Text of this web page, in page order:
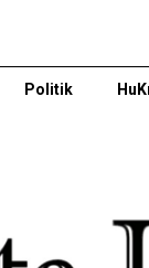
Politik